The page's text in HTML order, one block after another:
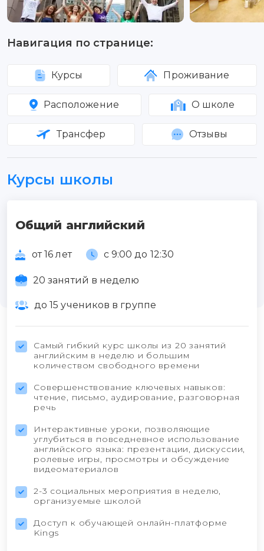
Навигация по странице:
Курсы Проживание
Расположение О школе
Трансфер Отзывы
Курсы школы
Общий английский
от 16 лет с 9:00 до 12:30
20 занятий в неделю
до 15 учеников в группе
Самый гибкий курс школы из 20 занятий
английским в неделю и большим
количеством свободного времени
Совершенствование ключевых навыков:
чтение, письмо, аудирование, разговорная
речь
Интерактивные уроки, позволяющие
углубиться в повседневное использование
английского языка: презентации, дискуссии,
ролевые игры, просмотры и обсуждение
видеоматериалов
2-3 социальных мероприятия в неделю,
организуемые школой
Доступ к обучающей онлайн-платформе
Kings